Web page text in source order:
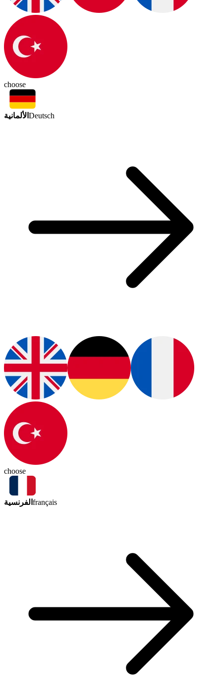
choose
الألمانية Deutsch
choose
الفرنسية français